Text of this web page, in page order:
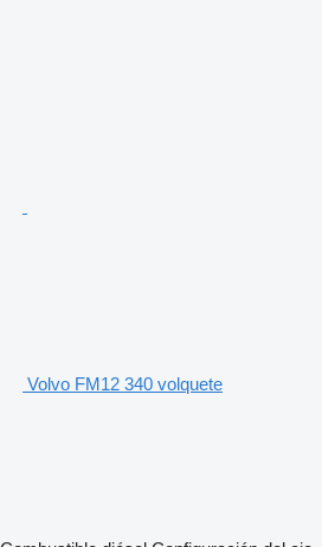
Volvo FM12 340 volquete